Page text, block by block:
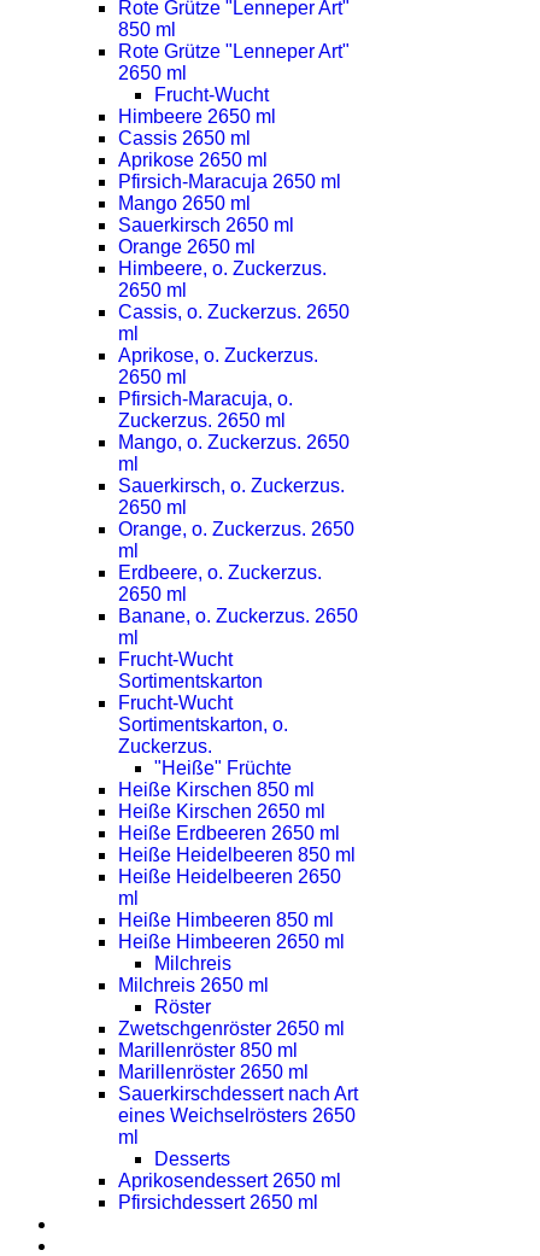
Rote Grütze "Lenneper Art"
850 ml
Rote Grütze "Lenneper Art"
2650 ml
Frucht-Wucht
Himbeere 2650 ml
Cassis 2650 ml
Aprikose 2650 ml
Pfirsich-Maracuja 2650 ml
Mango 2650 ml
Sauerkirsch 2650 ml
Orange 2650 ml
Himbeere, o. Zuckerzus.
2650 ml
Cassis, o. Zuckerzus. 2650
ml
Aprikose, o. Zuckerzus.
2650 ml
Pfirsich-Maracuja, o.
Zuckerzus. 2650 ml
Mango, o. Zuckerzus. 2650
ml
Sauerkirsch, o. Zuckerzus.
2650 ml
Orange, o. Zuckerzus. 2650
ml
Erdbeere, o. Zuckerzus.
2650 ml
Banane, o. Zuckerzus. 2650
ml
Frucht-Wucht
Sortimentskarton
Frucht-Wucht
Sortimentskarton, o.
Zuckerzus.
"Heiße" Früchte
Heiße Kirschen 850 ml
Heiße Kirschen 2650 ml
Heiße Erdbeeren 2650 ml
Heiße Heidelbeeren 850 ml
Heiße Heidelbeeren 2650
ml
Heiße Himbeeren 850 ml
Heiße Himbeeren 2650 ml
Milchreis
Milchreis 2650 ml
Röster
Zwetschgenröster 2650 ml
Marillenröster 850 ml
Marillenröster 2650 ml
Sauerkirschdessert nach Art
eines Weichselrösters 2650
ml
Desserts
Aprikosendessert 2650 ml
Pfirsichdessert 2650 ml